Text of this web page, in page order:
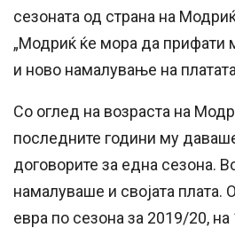
сезоната од страна на
„Модриќ ќе мора да прифати
и ново намалување на
Со оглед на возраста на
последните години му
договорите за една сезона.
намалуваше и својата плата.
евра по сезона за 2019/20,